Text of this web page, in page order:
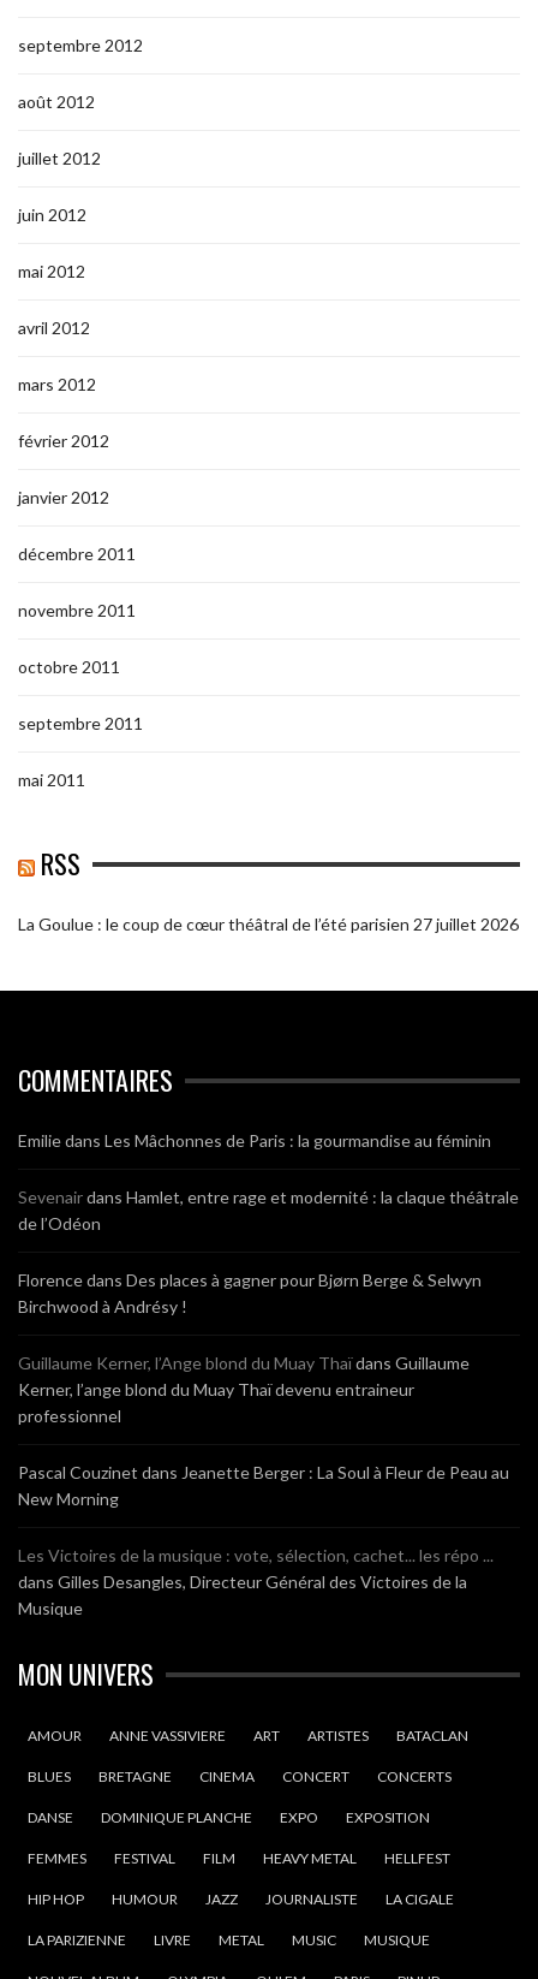
septembre 2012
août 2012
juillet 2012
juin 2012
mai 2012
avril 2012
mars 2012
février 2012
janvier 2012
décembre 2011
novembre 2011
octobre 2011
septembre 2011
mai 2011
RSS
La Goulue : le coup de cœur théâtral de l’été parisien 27 juillet 2026
COMMENTAIRES
Emiliedans Les Mâchonnes de Paris : la gourmandise au féminin
Sevenairdans Hamlet, entre rage et modernité : la claque théâtrale
de l’Odéon
Florencedans Des places à gagner pour Bjørn Berge & Selwyn
Birchwood à Andrésy !
Guillaume Kerner, l’Ange blond du Muay Thaïdans Guillaume
Kerner, l’ange blond du Muay Thaï devenu entraineur
professionnel
Pascal Couzinet dans Jeanette Berger : La Soul à Fleur de Peau au
New Morning
Les Victoires de la musique : vote, sélection, cachet... les répo ...
dans Gilles Desangles, Directeur Général des Victoires de la
Musique
MON UNIVERS
AMOUR ANNE VASSIVIERE ART ARTISTES BATACLAN
BLUES BRETAGNE CINEMA CONCERT CONCERTS
DANSE DOMINIQUE PLANCHE EXPO EXPOSITION
FEMMES FESTIVAL FILM HEAVY METAL HELLFEST
HIP HOP HUMOUR JAZZ JOURNALISTE LA CIGALE
LA PARIZIENNE LIVRE METAL MUSIC MUSIQUE